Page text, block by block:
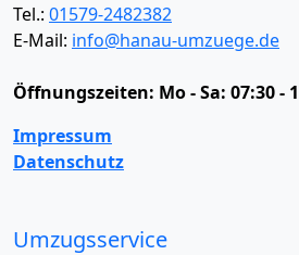
Tel.: 01579-2482382
E-Mail: info@hanau-umzuege.de
Öffnungszeiten: Mo - Sa: 07:30 -
Impressum
Datenschutz
Umzugsservice